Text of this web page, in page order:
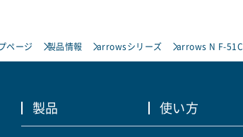
ページ 製品情報 arrowsシリーズ arrows N F-51C
製品 使い方